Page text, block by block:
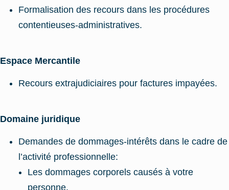
Formalisation des recours dans les procédures
contentieuses-administratives.
Espace Mercantile
Recours extrajudiciaires pour factures impayées.
Domaine juridique
Demandes de dommages-intérêts dans le cadre de
l’activité professionnelle:
Les dommages corporels causés à votre
personne.